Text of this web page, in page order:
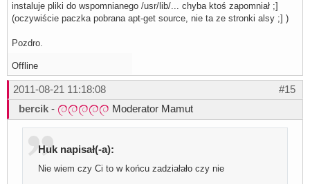
instaluje pliki do wspomnianego /usr/lib/... chyba ktoś zapomniał ;]
(oczywiście paczka pobrana apt-get source, nie ta ze stronki alsy ;] )
Pozdro.
Offline
#15
2011-08-21 11:18:08
bercik - Moderator Mamut
Huk napisał(-a):
Nie wiem czy Ci to w końcu zadziałało czy nie